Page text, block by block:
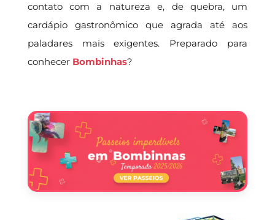
contato com a natureza e, de quebra, um
cardápio gastronômico que agrada até aos
paladares mais exigentes. Preparado para
conhecer Bombinhas?